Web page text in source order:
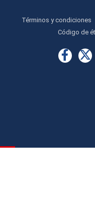
Términos y condiciones
Código de